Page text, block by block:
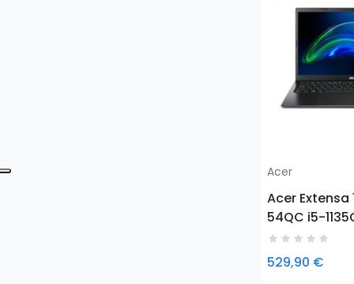
Prezzo
Acer
Acer Extensa
54QC i5-
portatile
Full HD Intel®
DDR4-
529,90 €